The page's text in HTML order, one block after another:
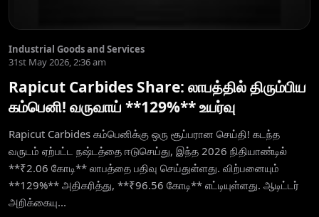
Industrial Goods and Services
31st May 2026, 2:36 am
Rapicut Carbides Share: லாபத்தில் திரும்பிய
கம்பெனி! வருவாய் **129%** உயர்வு
Rapicut Carbides கம்பெனிக்கு ஒரு சூப்பரான செய்தி! கடந்த
வருடம் ஏற்பட்ட நஷ்டத்தை ஈடுசெய்து, இந்த 2026 நிதியாண்டில்
**₹2.06 கோடி** லாபத்தை பதிவு செய்துள்ளது. விற்பனையும்
**129%** அதிகரித்து, **₹96.56 கோடி** எட்டியுள்ளது. ஆடிட்டர்
அறிக்கையு...